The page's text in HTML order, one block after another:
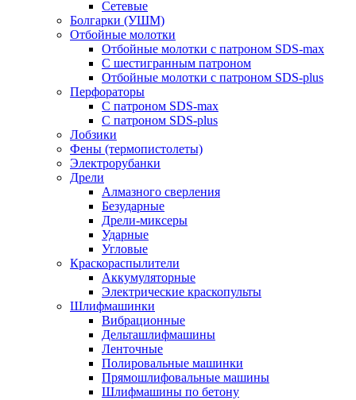
Сетевые
Болгарки (УШМ)
Отбойные молотки
Отбойные молотки с патроном SDS-max
С шестигранным патроном
Отбойные молотки с патроном SDS-plus
Перфораторы
С патроном SDS-max
С патроном SDS-plus
Лобзики
Фены (термопистолеты)
Электрорубанки
Дрели
Алмазного сверления
Безударные
Дрели-миксеры
Ударные
Угловые
Краскораспылители
Аккумуляторные
Электрические краскопульты
Шлифмашинки
Вибрационные
Дельташлифмашины
Ленточные
Полировальные машинки
Прямошлифовальные машины
Шлифмашины по бетону